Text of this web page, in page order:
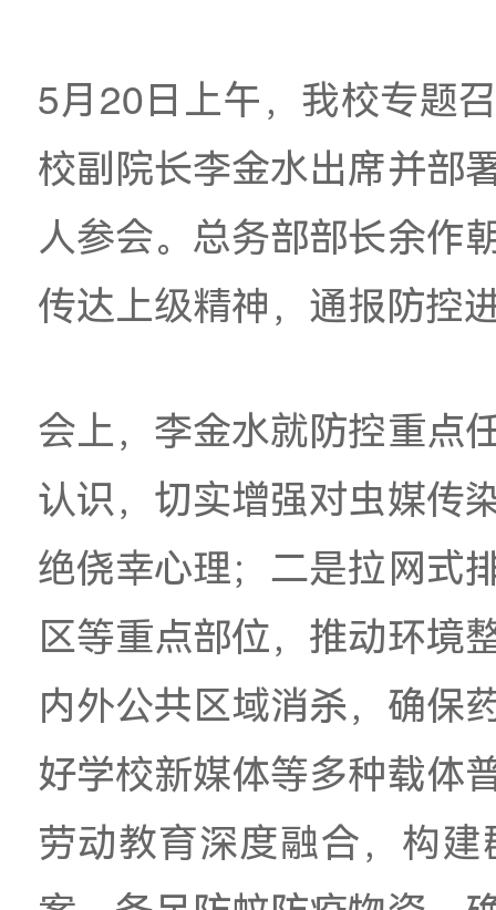
我校召开虫
5月20日上午，我校
校副院长李金水出席
传达上级精神，通报
会上，李金水就防控
认识，切实增强对虫
绝侥幸心理；二是拉
区等重点部位，推动